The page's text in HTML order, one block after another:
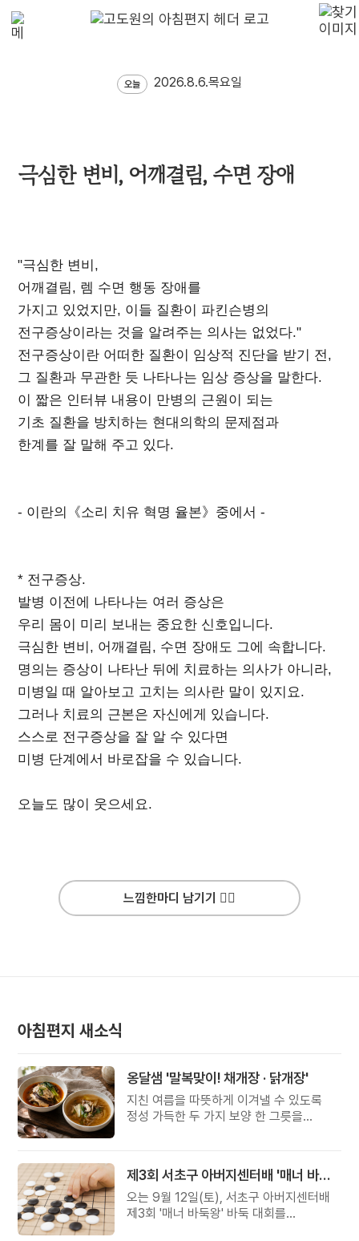
오늘 2026.8.6.목요일
극심한 변비, 어깨결림, 수면 장애
"극심한 변비,
어깨결림, 렘 수면 행동 장애를
가지고 있었지만, 이들 질환이 파킨슨병의
전구증상이라는 것을 알려주는 의사는 없었다."
전구증상이란 어떠한 질환이 임상적 진단을 받기 전,
그 질환과 무관한 듯 나타나는 임상 증상을 말한다.
이 짧은 인터뷰 내용이 만병의 근원이 되는
기초 질환을 방치하는 현대의학의 문제점과
한계를 잘 말해 주고 있다.
- 이란의《소리 치유 혁명 율본》중에서 -
* 전구증상.
발병 이전에 나타나는 여러 증상은
우리 몸이 미리 보내는 중요한 신호입니다.
극심한 변비, 어깨결림, 수면 장애도 그에 속합니다.
명의는 증상이 나타난 뒤에 치료하는 의사가 아니라,
미병일 때 알아보고 고치는 의사란 말이 있지요.
그러나 치료의 근본은 자신에게 있습니다.
스스로 전구증상을 잘 알 수 있다면
미병 단계에서 바로잡을 수 있습니다.
오늘도 많이 웃으세요.
느낌한마디 남기기 ✍🏻
아침편지 새소식
옹달샘 '말복맞이! 채개장 · 닭개장'
지친 여름을 따뜻하게 이겨낼 수 있도록
정성 가득한 두 가지 보양 한 그릇을
제3회 서초구 아버지센터배 '매너 바둑왕' 대회
오는 9월 12일(토), 서초구 아버지센터배
제3회 '매너 바둑왕' 바둑 대회를